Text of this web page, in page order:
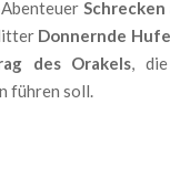
Schrecken
Donnernde Hufe
des Orakels,
führen soll.